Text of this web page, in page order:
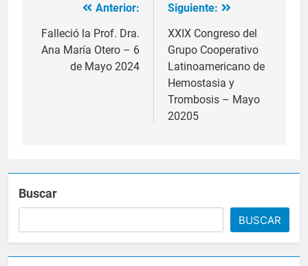
Navegación
de
entradas
Anterior:
Falleció la Prof. Dra.
Ana María Otero – 6
de Mayo 2024
Siguiente:
XXIX Congreso del
Grupo Cooperativo
Latinoamericano de
Hemostasia y
Trombosis – Mayo
20205
Buscar
BUSCAR